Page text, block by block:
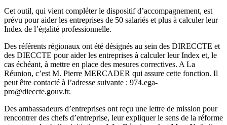
Cet outil, qui vient compléter le dispositif d’accompagnement, est
prévu pour aider les entreprises de 50 salariés et plus à calculer leur
Index de l’égalité professionnelle.
Des référents régionaux ont été désignés au sein des DIRECCTE et
des DIECCTE pour aider les entreprises à calculer leur Index et, le
cas échéant, à mettre en place des mesures correctives. A La
Réunion, c’est M. Pierre MERCADER qui assure cette fonction. Il
peut être contacté à l’adresse suivante : 974.ega-
pro@dieccte.gouv.fr.
Des ambassadeurs d’entreprises ont reçu une lettre de mission pour
rencontrer des chefs d’entreprise, leur expliquer le sens de la réforme